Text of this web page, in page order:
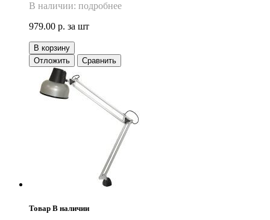
В наличии: подробнее
979.00 р. за шт
В корзину
Отложить
Сравнить
Товар В наличии